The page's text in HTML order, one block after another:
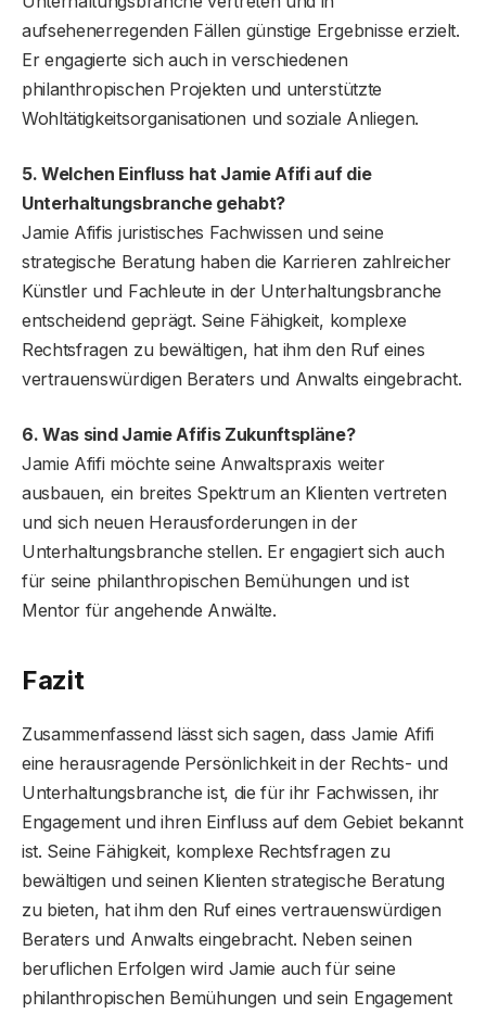
aufsehenerregenden Fällen günstige Ergebnisse erzielt.
Er engagierte sich auch in verschiedenen
philanthropischen Projekten und unterstützte
Wohltätigkeitsorganisationen und soziale Anliegen.
5. Welchen Einfluss hat Jamie Afifi auf die
Unterhaltungsbranche gehabt?
Jamie Afifis juristisches Fachwissen und seine
strategische Beratung haben die Karrieren zahlreicher
Künstler und Fachleute in der Unterhaltungsbranche
entscheidend geprägt. Seine Fähigkeit, komplexe
Rechtsfragen zu bewältigen, hat ihm den Ruf eines
vertrauenswürdigen Beraters und Anwalts eingebracht.
6. Was sind Jamie Afifis Zukunftspläne?
Jamie Afifi möchte seine Anwaltspraxis weiter
ausbauen, ein breites Spektrum an Klienten vertreten
und sich neuen Herausforderungen in der
Unterhaltungsbranche stellen. Er engagiert sich auch
für seine philanthropischen Bemühungen und ist
Mentor für angehende Anwälte.
Fazit
Zusammenfassend lässt sich sagen, dass Jamie Afifi
eine herausragende Persönlichkeit in der Rechts- und
Unterhaltungsbranche ist, die für ihr Fachwissen, ihr
Engagement und ihren Einfluss auf dem Gebiet bekannt
ist. Seine Fähigkeit, komplexe Rechtsfragen zu
bewältigen und seinen Klienten strategische Beratung
zu bieten, hat ihm den Ruf eines vertrauenswürdigen
Beraters und Anwalts eingebracht. Neben seinen
beruflichen Erfolgen wird Jamie auch für seine
philanthropischen Bemühungen und sein Engagement